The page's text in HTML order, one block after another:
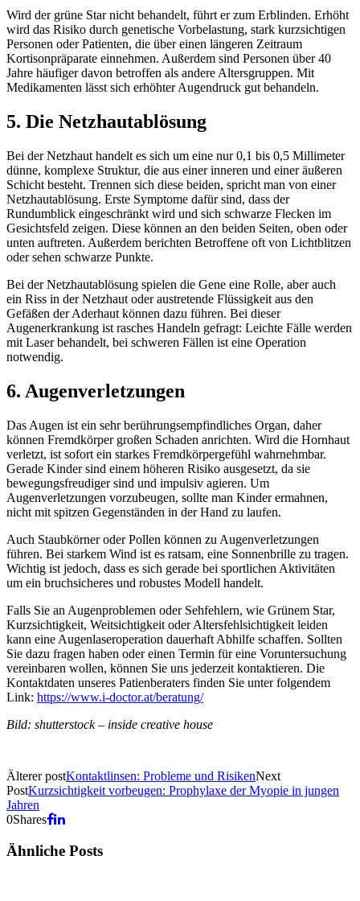
Wird der grüne Star nicht behandelt, führt er zum Erblinden. Erhöht
wird das Risiko durch genetische Vorbelastung, stark kurzsichtigen
Personen oder Patienten, die über einen längeren Zeitraum
Kortisonpräparate einnehmen. Außerdem sind Personen über 40
Jahre häufiger davon betroffen als andere Altersgruppen. Mit
Medikamenten lässt sich erhöhter Augendruck gut behandeln.
5. Die Netzhautablösung
Bei der Netzhaut handelt es sich um eine nur 0,1 bis 0,5 Millimeter
dünne, komplexe Struktur, die aus einer inneren und einer äußeren
Schicht besteht. Trennen sich diese beiden, spricht man von einer
Netzhautablösung. Erste Symptome dafür sind, dass der
Rundumblick eingeschränkt wird und sich schwarze Flecken im
Gesichtsfeld zeigen. Diese können an den beiden Seiten, oben oder
unten auftreten. Außerdem berichten Betroffene oft von Lichtblitzen
oder sehen schwarze Punkte.
Bei der Netzhautablösung spielen die Gene eine Rolle, aber auch
ein Riss in der Netzhaut oder austretende Flüssigkeit aus den
Gefäßen der Aderhaut können dazu führen. Bei dieser
Augenerkrankung ist rasches Handeln gefragt: Leichte Fälle werden
mit Laser behandelt, bei schweren Fällen ist eine Operation
notwendig.
6. Augenverletzungen
Das Augen ist ein sehr berührungsempfindliches Organ, daher
können Fremdkörper großen Schaden anrichten. Wird die Hornhaut
verletzt, ist sofort ein starkes Fremdkörpergefühl wahrnehmbar.
Gerade Kinder sind einem höheren Risiko ausgesetzt, da sie
bewegungsfreudiger sind und impulsiv agieren. Um
Augenverletzungen vorzubeugen, sollte man Kinder ermahnen,
nicht mit spitzen Gegenständen in der Hand zu laufen.
Auch Staubkörner oder Pollen können zu Augenverletzungen
führen. Bei starkem Wind ist es ratsam, eine Sonnenbrille zu tragen.
Wichtig ist jedoch, dass es sich gerade bei sportlichen Aktivitäten
um ein bruchsicheres und robustes Modell handelt.
Falls Sie an Augenproblemen oder Sehfehlern, wie Grünem Star,
Kurzsichtigkeit, Weitsichtigkeit oder Altersfehlsichtigkeit leiden
kann eine Augenlaseroperation dauerhaft Abhilfe schaffen. Sollten
Sie dazu fragen haben oder einen Termin für eine Voruntersuchung
vereinbaren wollen, können Sie uns jederzeit kontaktieren. Die
Kontaktdaten unseres Patienberaters finden Sie unter folgendem
Link: https://www.i-doctor.at/beratung/
Bild: shutterstock – inside creative house
Älterer postKontaktlinsen: Probleme und RisikenNext
PostKurzsichtigkeit vorbeugen: Prophylaxe der Myopie in jungen
Jahren
0Shares
Ähnliche Posts